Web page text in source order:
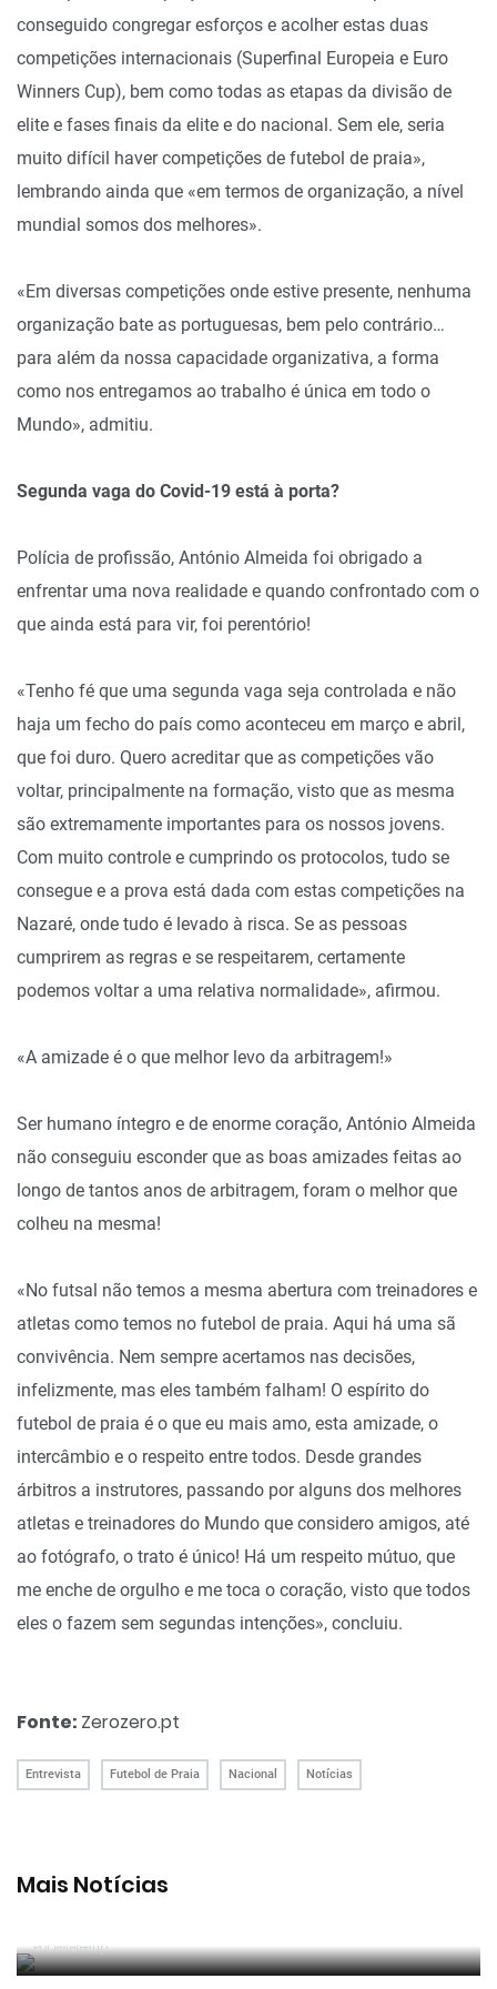
conseguido congregar esforços e acolher estas duas
competições internacionais (Superfinal Europeia e Euro
Winners Cup), bem como todas as etapas da divisão de
elite e fases finais da elite e do nacional. Sem ele, seria
muito difícil haver competições de futebol de praia»,
lembrando ainda que «em termos de organização, a nível
mundial somos dos melhores».
«Em diversas competições onde estive presente, nenhuma
organização bate as portuguesas, bem pelo contrário…
para além da nossa capacidade organizativa, a forma
como nos entregamos ao trabalho é única em todo o
Mundo», admitiu.
Segunda vaga do Covid-19 está à porta?
Polícia de profissão, António Almeida foi obrigado a
enfrentar uma nova realidade e quando confrontado com o
que ainda está para vir, foi perentório!
«Tenho fé que uma segunda vaga seja controlada e não
haja um fecho do país como aconteceu em março e abril,
que foi duro. Quero acreditar que as competições vão
voltar, principalmente na formação, visto que as mesma
são extremamente importantes para os nossos jovens.
Com muito controle e cumprindo os protocolos, tudo se
consegue e a prova está dada com estas competições na
Nazaré, onde tudo é levado à risca. Se as pessoas
cumprirem as regras e se respeitarem, certamente
podemos voltar a uma relativa normalidade», afirmou.
«A amizade é o que melhor levo da arbitragem!»
Ser humano íntegro e de enorme coração, António Almeida
não conseguiu esconder que as boas amizades feitas ao
longo de tantos anos de arbitragem, foram o melhor que
colheu na mesma!
«No futsal não temos a mesma abertura com treinadores e
atletas como temos no futebol de praia. Aqui há uma sã
convivência. Nem sempre acertamos nas decisões,
infelizmente, mas eles também falham! O espírito do
futebol de praia é o que eu mais amo, esta amizade, o
intercâmbio e o respeito entre todos. Desde grandes
árbitros a instrutores, passando por alguns dos melhores
atletas e treinadores do Mundo que considero amigos, até
ao fotógrafo, o trato é único! Há um respeito mútuo, que
me enche de orgulho e me toca o coração, visto que todos
eles o fazem sem segundas intenções», concluiu.
Fonte: Zerozero.pt
Entrevista Futebol de Praia Nacional Notícias
Mais Notícias
Por RefereeTip
João Pinheiro nomeado pela FIFA para o Mundial